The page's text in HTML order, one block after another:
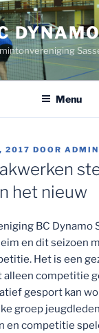
Menu
2017 DOOR ADMIN
het nieuw
BC Dynamo
en dit seizoen
Het is een
alleen competitie
gesport kan
groep
en competitie